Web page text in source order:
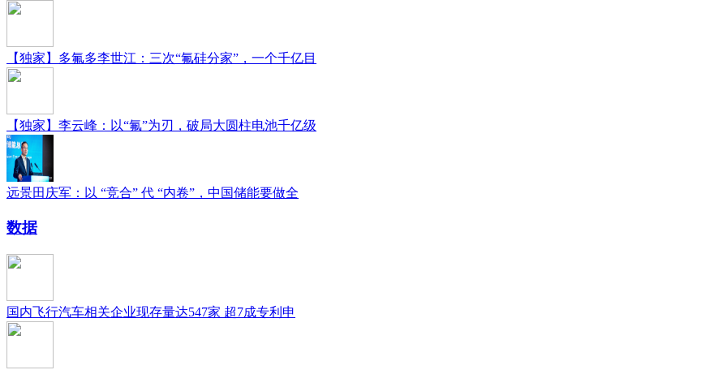
【独家】多氟多李世江：三次“氟硅分家”，一个千亿目
【独家】李云峰：以“氟”为刃，破局大圆柱电池千亿级
远景田庆军：以 “竞合” 代 “内卷”，中国储能要做全
数据
国内飞行汽车相关企业现存量达547家 超7成专利申